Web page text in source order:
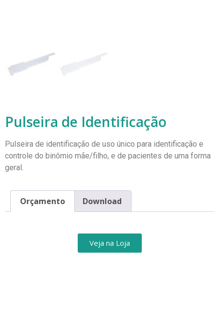
Pulseira de Identificação
Pulseira de identificação de uso único para identificação e
controle do binômio mãe/filho, e de pacientes de uma forma
geral.
Orçamento Download
Veja na Loja